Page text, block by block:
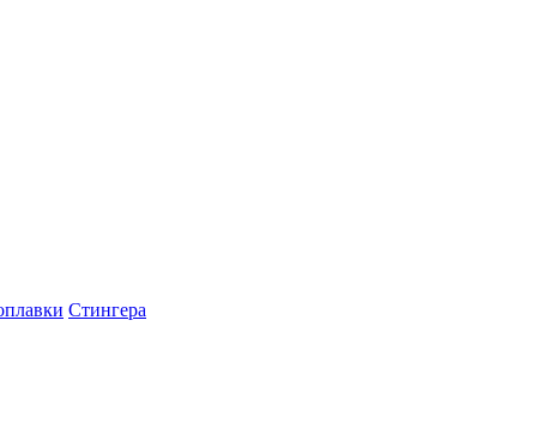
Стингера